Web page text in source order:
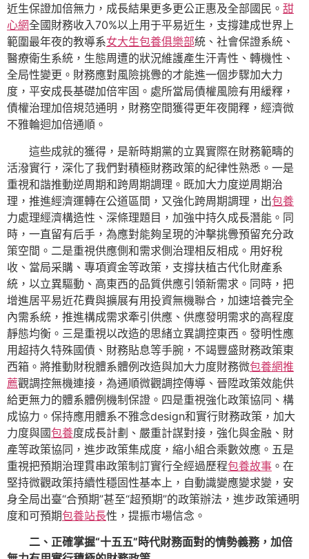
近生保證加倍無力，成長結果更多更公正惠及全部國民。 甜
心網全國財務收入70%以上用于平易近生，支撐建成世界上
範圍最年夜的教導系女大生包養俱樂部統、社會保證系統、
醫療衛生系統，生態周遭的狀況維護產生汗青性、轉機性、
全局性變更。財務應對風險挑釁的才能進一個步驟加大力
度，平安成長基礎加倍牢固。處所當局債權風險有用緩釋，
債權治理加倍規范通明，財務空間獲得更年夜開釋，經濟微
不雅輪迴加倍通順。
這些成就的獲得，是新時期黨的立異實際在財務範疇的
活潑實行，深化了我們對積極財務政策的紀律性熟悉。一是
重視和諧推動逆周期和跨周期調理。既加大力度逆周期治
理，推進經濟運轉在公道區間，又強化跨周期調理，出包養
力處理經濟構造性、深條理題目，加強中持久成長潛能。同
時，一直留有后手，為應對能夠呈現的沖擊挑釁預留充分政
策空間。二是重視供應側和需求側治理相反相成。用好稅
收、當局采購、專項資金等政策，支撐扶植古代化財產系
統，以立異驅動、高東西的品質供應引領新需求。同時，把
增進居平易近花費與擴展有用投資無機聯合，加速培養完全
內需系統，推進構成需求牽引供應、供應發明需求的高程度
靜態均衡。三是重視以改造的思緒立異調控東西。發明性應
用超持久特殊國債、財務貼息等手腕，不竭豐盛財務政策東
西箱。將推動財稅體系體例改造與加大力度財務微包養網推
薦觀調控無機連接，為通順微觀調控傳導、晉陞政策效能供
給更無力的體系體例機制保證。四是重視強化政策協同、構
成協力。保持應用體系不雅念design和實行財務政策，加大
力度與國包養度成長計劃、嚴重計謀對接，強化與金融、財
產等政策協同，進步政策集成度，縮小組合乘數效應。五是
重視把預期治理貫串政策制訂實行全經過歷程包養故事 。在
堅持微觀政策持續性穩固性基本上，自動識變應變求變，安
身全局出臺“合預期”甚至“超預期”的政策辦法，進步政策通明
度和可預期包養站長性，提振市場信念。
二、正確掌握“十五五”時代財務面對的情勢義務，加倍